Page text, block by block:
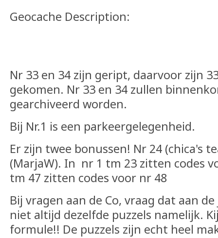
Geocache Description:
Nr 33 en 34 zijn geript, daarvoor zijn
gekomen. Nr 33 en 34 zullen
gearchiveerd worden.
Bij Nr.1 is een parkeergelegenheid.
Er zijn twee bonussen! Nr 24 (chica's
(MarjaW). In nr 1 tm 23 zitten codes
tm 47 zitten codes voor nr 48
Bij vragen aan de Co, vraag dat aan
niet altijd dezelfde puzzels namelijk.
formule!! De puzzels zijn echt heel